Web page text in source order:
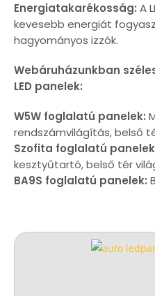
Energiatakarékosság: A
kevesebb energiát
hagyományos izzók.
Webáruházunkban
LED panelek:
W5W foglalatú panelek:
rendszámvilágítás, belső
Szofita foglalatú
kesztyűtartó, belső tér
BA9S foglalatú panelek: